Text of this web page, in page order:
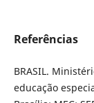
Referências
BRASIL.
educação